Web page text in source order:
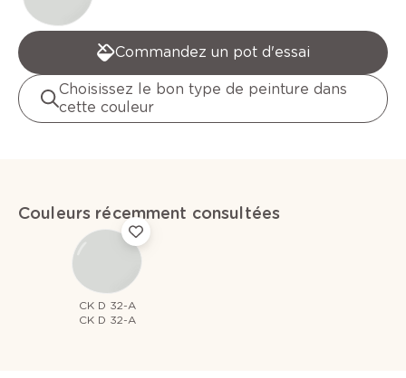
Commandez un pot d'essai
Choisissez le bon type de peinture dans
cette couleur
Couleurs récemment consultées
CK D 32-A
CK D 32-A